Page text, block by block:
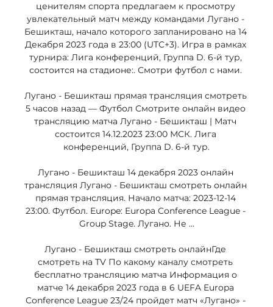
ценителям спорта предлагаем к просмотру
увлекательный матч между командами Лугано -
Бешикташ, начало которого запланировано на 14
Декабря 2023 года в 23:00 (UTC+3). Игра в рамках
турнира: Лига конференций, Группа D. 6-й тур,
состоится на стадионе:. Смотри футбол с нами.
Лугано - Бешикташ прямая трансляция смотреть
5 часов назад — Футбол Смотрите онлайн видео
трансляцию матча Лугано - Бешикташ | Матч
состоится 14.12.2023 23:00 МСК. Лига
конференций, Группа D. 6-й тур.
Лугано - Бешикташ 14 декабря 2023 онлайн
трансляция Лугано - Бешикташ смотреть онлайн
прямая трансляция. Начало матча: 2023-12-14
23:00. Футбол. Europe: Europa Conference League -
Group Stage. Лугано. Не ...
Лугано - Бешикташ смотреть онлайнГде
смотреть на TV По какому каналу смотреть
бесплатно трансляцию матча Информация о
матче 14 декабря 2023 года в 6 UEFA Europa
Conference League 23/24 пройдет матч «Лугано» -